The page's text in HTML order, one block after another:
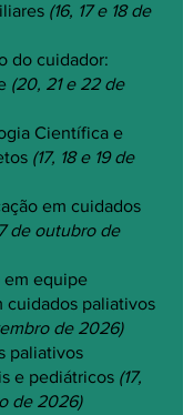
(16, 17 e 18 de
do cuidador:
(20, 21 e 22 de
Científica e
(17, 18 e 19 de
em cuidados
de outubro de
em equipe
cuidados paliativos
de 2026)
paliativos
e pediátricos (17,
de 2026)